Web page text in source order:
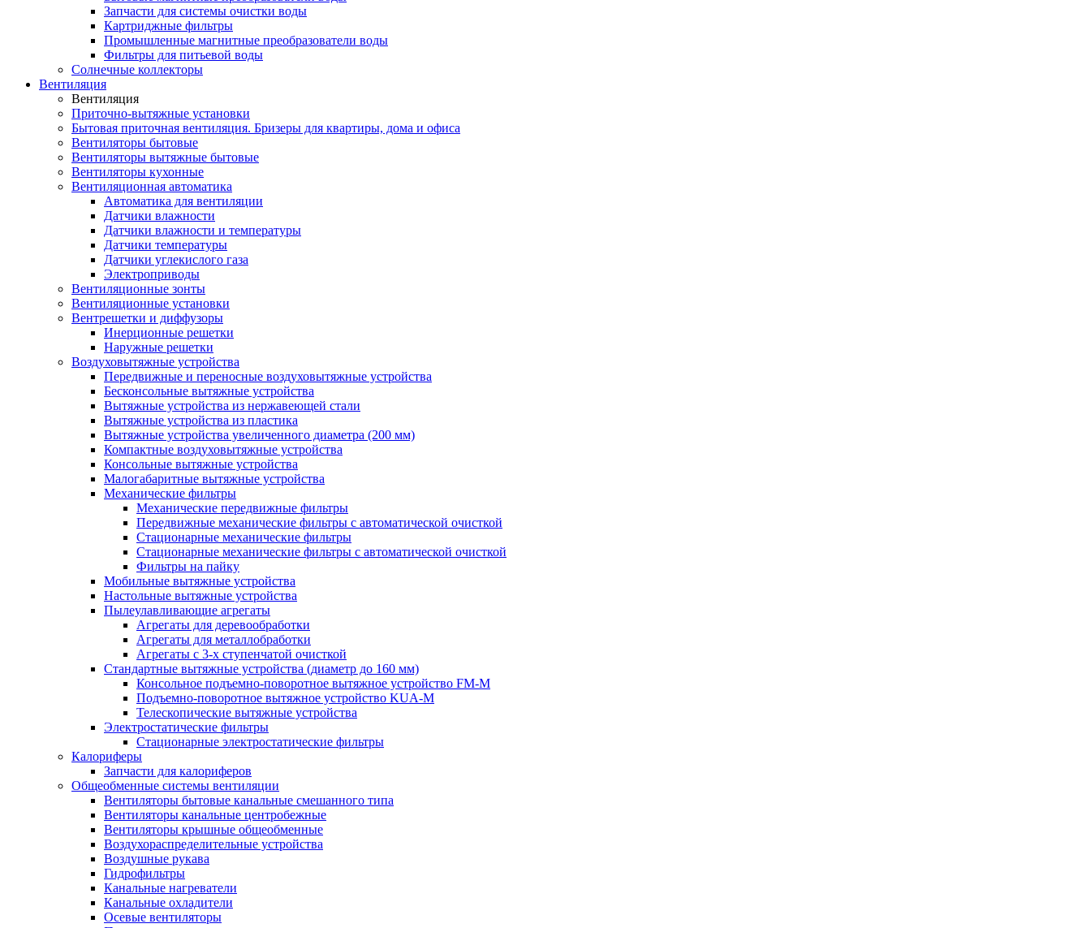
Запчасти для системы очистки воды
Картриджные фильтры
Промышленные магнитные преобразователи воды
Фильтры для питьевой воды
Солнечные коллекторы
Вентиляция
Вентиляция
Приточно-вытяжные установки
Бытовая приточная вентиляция. Бризеры для квартиры, дома и офиса
Вентиляторы бытовые
Вентиляторы вытяжные бытовые
Вентиляторы кухонные
Вентиляционная автоматика
Автоматика для вентиляции
Датчики влажности
Датчики влажности и температуры
Датчики температуры
Датчики углекислого газа
Электроприводы
Вентиляционные зонты
Вентиляционные установки
Вентрешетки и диффузоры
Инерционные решетки
Наружные решетки
Воздуховытяжные устройства
Передвижные и переносные воздуховытяжные устройства
Бесконсольные вытяжные устройства
Вытяжные устройства из нержавеющей стали
Вытяжные устройства из пластика
Вытяжные устройства увеличенного диаметра (200 мм)
Компактные воздуховытяжные устройства
Консольные вытяжные устройства
Малогабаритные вытяжные устройства
Механические фильтры
Механические передвижные фильтры
Передвижные механические фильтры с автоматической очисткой
Стационарные механические фильтры
Стационарные механические фильтры с автоматической очисткой
Фильтры на пайку
Мобильные вытяжные устройства
Настольные вытяжные устройства
Пылеулавливающие агрегаты
Агрегаты для деревообработки
Агрегаты для металлобработки
Агрегаты с 3-х ступенчатой очисткой
Стандартные вытяжные устройства (диаметр до 160 мм)
Консольное подъемно-поворотное вытяжное устройство FM-M
Подъемно-поворотное вытяжное устройство KUA-M
Телескопические вытяжные устройства
Электростатические фильтры
Стационарные электростатические фильтры
Калориферы
Запчасти для калориферов
Общеобменные системы вентиляции
Вентиляторы бытовые канальные смешанного типа
Вентиляторы канальные центробежные
Вентиляторы крышные общеобменные
Воздухораспределительные устройства
Воздушные рукава
Гидрофильтры
Канальные нагреватели
Канальные охладители
Осевые вентиляторы